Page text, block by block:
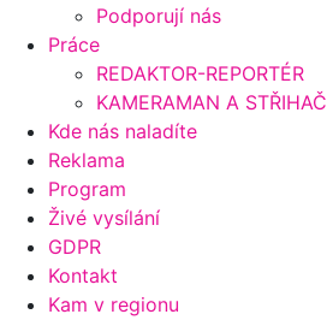
Podporují nás
Práce
REDAKTOR-REPORTÉR
KAMERAMAN A STŘIHAČ
Kde nás naladíte
Reklama
Program
Živé vysílání
GDPR
Kontakt
Kam v regionu